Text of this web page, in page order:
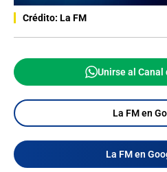
Crédito: La FM
Unirse al Canal
La FM en
La FM en